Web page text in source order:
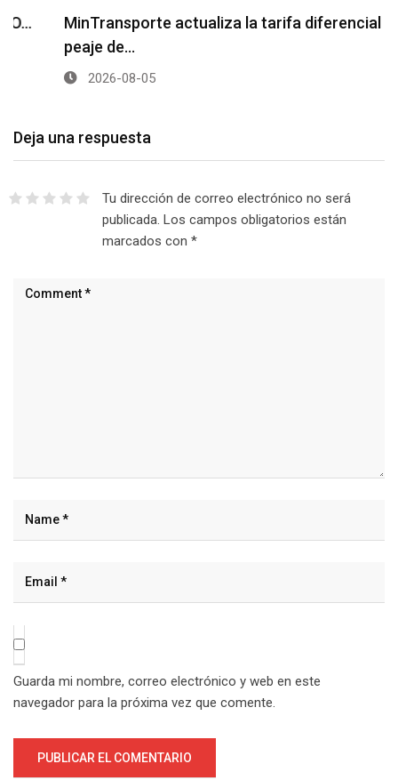
MinTransporte actualiza la tarifa diferencial del
peaje de…
2026-08-05
Deja una respuesta
Tu dirección de correo electrónico no será
publicada. Los campos obligatorios están
marcados con *
Guarda mi nombre, correo electrónico y web en este
navegador para la próxima vez que comente.